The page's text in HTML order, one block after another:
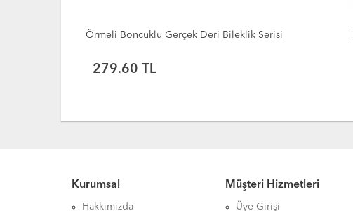
Örmeli Boncuklu Gerçek Deri Bileklik Serisi
279.60 TL
Kurumsal
Hakkımızda
Müşteri Hizmetleri
Üye Girişi